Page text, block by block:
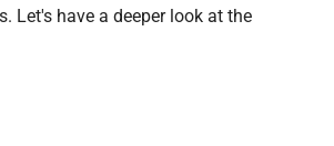
Let's have a deeper look at the